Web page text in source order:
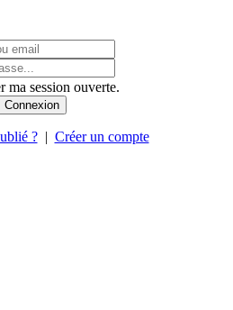
ma session ouverte.
?| Créer un compte